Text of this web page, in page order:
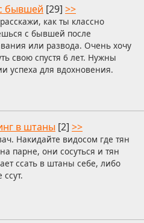
бывшей [29] >>
как ты классно
с бывшей после
или развода. Очень хочу
свою спустя 6 лет. Нужны
успеха для вдохновения.
в штаны [2] >>
Накидайте видосом где тян
парне, они сосуться и тян
ссать в штаны себе, либо
ссут.